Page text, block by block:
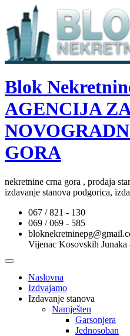
Blok
AGENCIJA
GORA
nekretnine crna gora , prodaja
izdavanje stanova podgorica,
067 / 821 - 130
069 / 069 - 585
Vijenac Kosovskih Junaka
Naslovna
Izdvajamo
Izdavanje stanova
Namješten
Garsonjera
Jednosoban